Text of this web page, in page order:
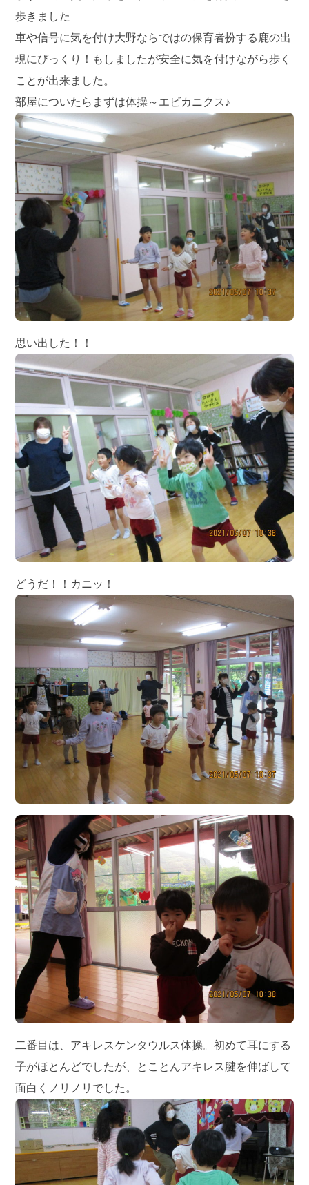
歩きました
車や信号に気を付け大野ならではの保育者扮する鹿の出
現にびっくり！もしましたが安全に気を付けながら歩く
ことが出来ました。
部屋についたらまずは体操～エビカニクス♪
思い出した！！
どうだ！！カニッ！
二番目は、アキレスケンタウルス体操。初めて耳にする
子がほとんどでしたが、とことんアキレス腱を伸ばして
面白くノリノリでした。